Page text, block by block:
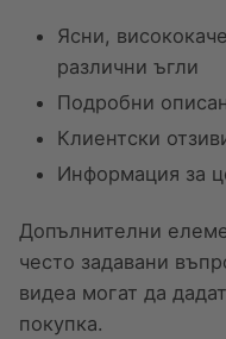
Ясни,
различни ъгли
Подробни
Клиентски
Информация за
Допълнителни
често задавани
видеа могат да
покупка.